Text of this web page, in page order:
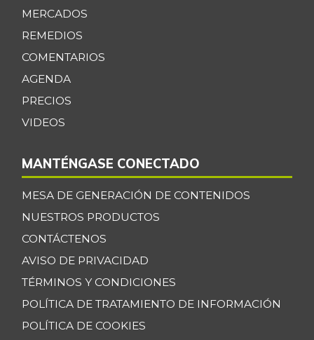
MERCADOS
REMEDIOS
COMENTARIOS
AGENDA
PRECIOS
VIDEOS
MANTÉNGASE CONECTADO
MESA DE GENERACIÓN DE CONTENIDOS
NUESTROS PRODUCTOS
CONTÁCTENOS
AVISO DE PRIVACIDAD
TÉRMINOS Y CONDICIONES
POLÍTICA DE TRATAMIENTO DE INFORMACIÓN
POLÍTICA DE COOKIES